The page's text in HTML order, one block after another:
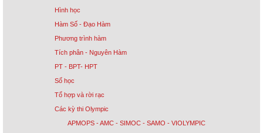
Hình học
Hàm Số - Đạo Hàm
Phương trình hàm
Tích phân - Nguyên Hàm
PT - BPT- HPT
Số học
Tổ hợp và rời rạc
Các kỳ thi Olympic
APMOPS - AMC - SIMOC - SAMO - VIOLYMPIC